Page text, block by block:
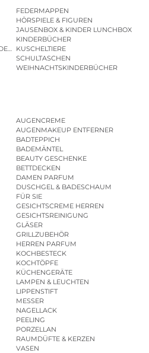
FEDERMAPPEN
HÖRSPIELE & FIGUREN
JAUSENBOX & KINDER LUNCHBOX
KINDERBÜCHER
| KINDERGARTENBEUTEL
KUSCHELTIERE
SCHULTASCHEN
WEIHNACHTSKINDERBÜCHER
AUGENCREME
AUGENMAKEUP ENTFERNER
BADTEPPICH
BADEMÄNTEL
BEAUTY GESCHENKE
BETTDECKEN
DAMEN PARFUM
DUSCHGEL & BADESCHAUM
FÜR SIE
GESICHTSCREME HERREN
GESICHTSREINIGUNG
GLÄSER
GRILLZUBEHÖR
HERREN PARFUM
KOCHBESTECK
KOCHTÖPFE
KÜCHENGERÄTE
LAMPEN & LEUCHTEN
LIPPENSTIFT
MESSER
NAGELLACK
PEELING
PORZELLAN
RAUMDÜFTE & KERZEN
VASEN